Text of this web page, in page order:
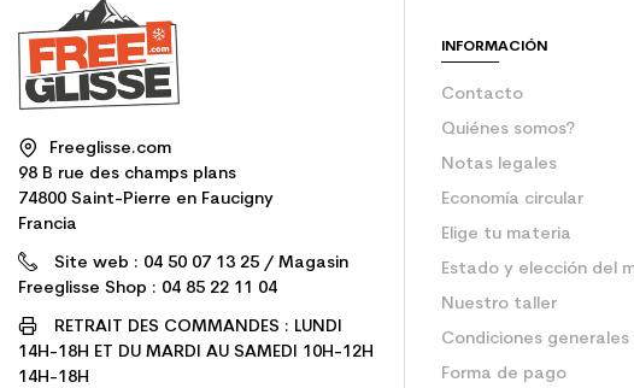
Freeglisse.com
98 B rue des champs plans
74800 Saint-Pierre en Faucigny
Francia
Site web : 04 50 07 13 25 / Magasin
Freeglisse Shop : 04 85 22 11 04
RETRAIT DES COMMANDES : LUNDI
14H-18H ET DU MARDI AU SAMEDI 10H-12H
14H-18H
INFORMACIÓN
Contacto
Quiénes somos?
Notas legales
Economía circular
Elige tu materia
Estado y elección del
Nuestro taller
Condiciones
Forma de pago